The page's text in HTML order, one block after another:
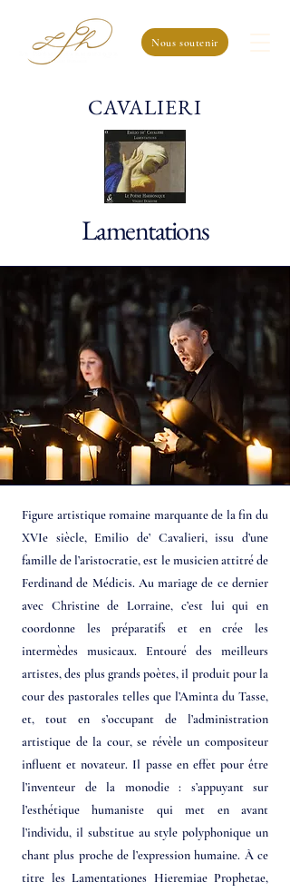
Nous soutenir
CAVALIERI
Lamentations
Figure artistique romaine marquante de la fin du
XVIe siècle, Emilio de’ Cavalieri, issu d’une
famille de l’aristocratie, est le musicien attitré de
Ferdinand de Médicis. Au mariage de ce dernier
avec Christine de Lorraine, c’est lui qui en
coordonne les préparatifs et en crée les
intermèdes musicaux. Entouré des meilleurs
artistes, des plus grands poètes, il produit pour la
cour des pastorales telles que l’Aminta du Tasse,
et, tout en s’occupant de l’administration
artistique de la cour, se révèle un compositeur
influent et novateur. Il passe en effet pour être
l’inventeur de la monodie : s’appuyant sur
l’esthétique humaniste qui met en avant
l’individu, il substitue au style polyphonique un
chant plus proche de l’expression humaine. À ce
titre les Lamentationes Hieremiae Prophetae,